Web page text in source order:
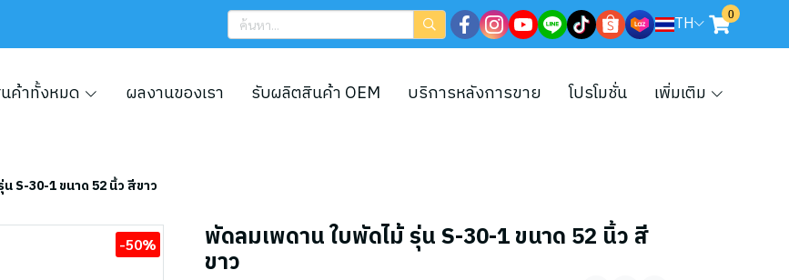
TH 0
ค้าทั้งหมด ผลงานของเรา รับผลิตสินค้า OEM บริการหลังการขาย โปรโมชั่น เพิ่มเติม
S-30-1 ขนาด 52 นิ้ว สีขาว
-50% พัดลมเพดาน ใบพัดไม้ รุ่น S-30-1 ขนาด 52 นิ้ว สี
ขาว